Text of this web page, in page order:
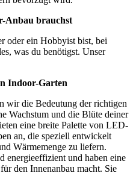
Anbau brauchst
oder ein Hobbyist bist, bei
was du benötigst. Unser
Indoor-Garten
wir die Bedeutung der richtigen
Wachstum und die Blüte deiner
eine breite Palette von LED-
an, die speziell entwickelt
Wärmemenge zu liefern.
energieeffizient und haben eine
den Innenanbau macht. Sie